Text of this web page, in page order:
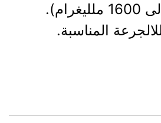
البابونج (400 إلى 1600 ملليغرام).
المناسبة.